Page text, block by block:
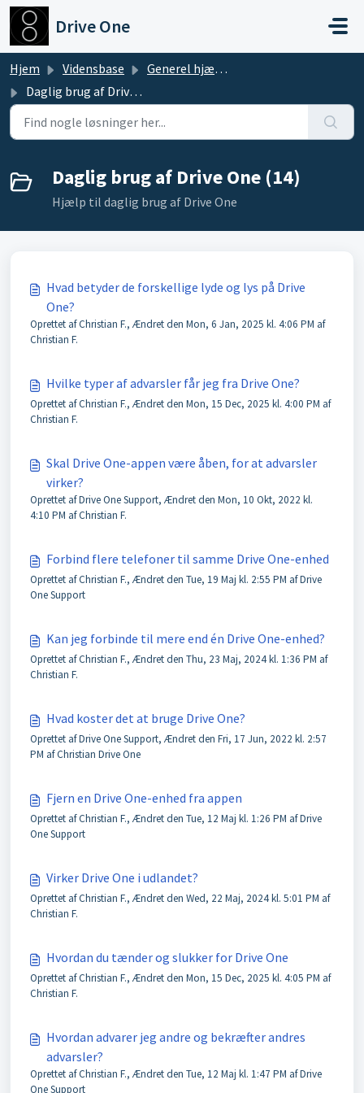
Gå til hovedindhold
Drive One
Hjem Vidensbase
Generel hjælp til Drive One
Daglig brug af Drive One
Daglig brug af Drive One (14)
Hjælp til daglig brug af Drive One
Hvad betyder de forskellige lyde og lys på Drive
One?
Oprettet af Christian F., Ændret den Mon, 6 Jan, 2025 kl. 4:06 PM af
Christian F.
Hvilke typer af advarsler får jeg fra Drive One?
Oprettet af Christian F., Ændret den Mon, 15 Dec, 2025 kl. 4:00 PM af
Christian F.
Skal Drive One-appen være åben, for at advarsler
virker?
Oprettet af Drive One Support, Ændret den Mon, 10 Okt, 2022 kl.
4:10 PM af Christian F.
Forbind flere telefoner til samme Drive One-enhed
Oprettet af Christian F., Ændret den Tue, 19 Maj kl. 2:55 PM af Drive
One Support
Kan jeg forbinde til mere end én Drive One-enhed?
Oprettet af Christian F., Ændret den Thu, 23 Maj, 2024 kl. 1:36 PM af
Christian F.
Hvad koster det at bruge Drive One?
Oprettet af Drive One Support, Ændret den Fri, 17 Jun, 2022 kl. 2:57
PM af Christian Drive One
Fjern en Drive One-enhed fra appen
Oprettet af Christian F., Ændret den Tue, 12 Maj kl. 1:26 PM af Drive
One Support
Virker Drive One i udlandet?
Oprettet af Christian F., Ændret den Wed, 22 Maj, 2024 kl. 5:01 PM af
Christian F.
Hvordan du tænder og slukker for Drive One
Oprettet af Christian F., Ændret den Mon, 15 Dec, 2025 kl. 4:05 PM af
Christian F.
Hvordan advarer jeg andre og bekræfter andres
advarsler?
Oprettet af Christian F., Ændret den Tue, 12 Maj kl. 1:47 PM af Drive
One Support